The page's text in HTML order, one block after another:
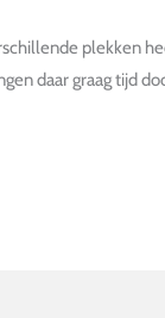
plekken
daar graag tijd